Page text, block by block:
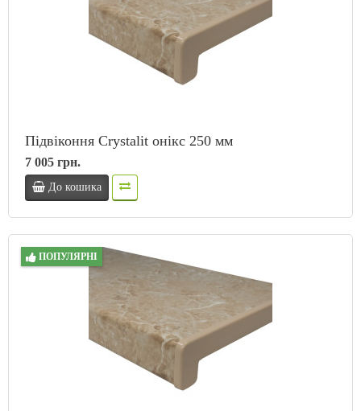
Підвіконня Crystalit онікс 250 мм
7 005 грн.
До кошика
ПОПУЛЯРНІ